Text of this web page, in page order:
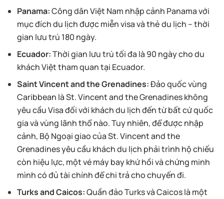
Panama:Công dân Việt Nam nhập cảnh Panama với
mục đích du lịch được miễn visa và thẻ du lịch – thời
gian lưu trú 180 ngày.
Ecuador:Thời gian lưu trú tối đa là 90 ngày cho du
khách Việt tham quan tại Ecuador.
Saint Vincent and the Grenadines:Đảo quốc vùng
Caribbean là St. Vincent and the Grenadines không
yêu cầu Visa đối với khách du lịch đến từ bất cứ quốc
gia và vùng lãnh thổ nào. Tuy nhiên, để được nhập
cảnh, Bộ Ngoại giao của St. Vincent and the
Grenadines yêu cầu khách du lịch phải trình hộ chiếu
còn hiệu lực, một vé máy bay khứ hồi và chứng minh
mình có đủ tài chính để chi trả cho chuyến đi.
Turks and Caicos:Quần đảo Turks và Caicos là một